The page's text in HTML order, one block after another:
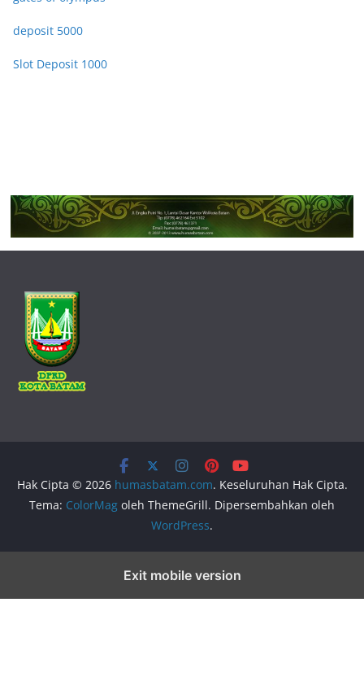
deposit 5000
Slot Deposit 1000
Hak Cipta © 2026 humasbatam.com. Keseluruhan Hak Cipta.
Tema: ColorMag oleh ThemeGrill. Dipersembahkan oleh
WordPress.
Exit mobile version